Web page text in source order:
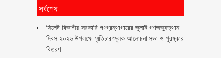
সর্বশেষ
সিলেট বিভাগীয় সরকারি গণগ্রন্থাগারের জুলাই গণঅভ্যুত্থান
দিবস ২০২৬ উপলক্ষে স্মৃতিচারণমূলক আলোচনা সভা ও পুরষ্কার
বিতরণ ‎ ‎